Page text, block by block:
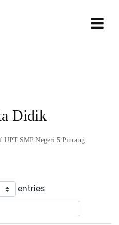
Didik
UPT SMP Negeri 5 Pinrang
entries